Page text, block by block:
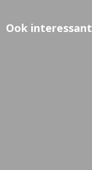
Ook interessant